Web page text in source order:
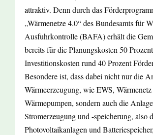
attraktiv. Denn durch das
„Wärmenetze 4.0“ des Bundesamts für
Ausfuhrkontrolle (BAFA) erhält die
bereits für die Planungskosten 50
Investitionskosten rund 40 Prozent
Besondere ist, dass dabei nicht nur die
Wärmeerzeugung, wie EWS,
Wärmepumpen, sondern auch die
Stromerzeugung und -speicherung, also
Photovoltaikanlagen und